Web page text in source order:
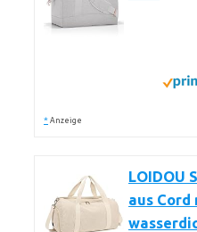
* Anzeige
LOIDOU
aus Cord